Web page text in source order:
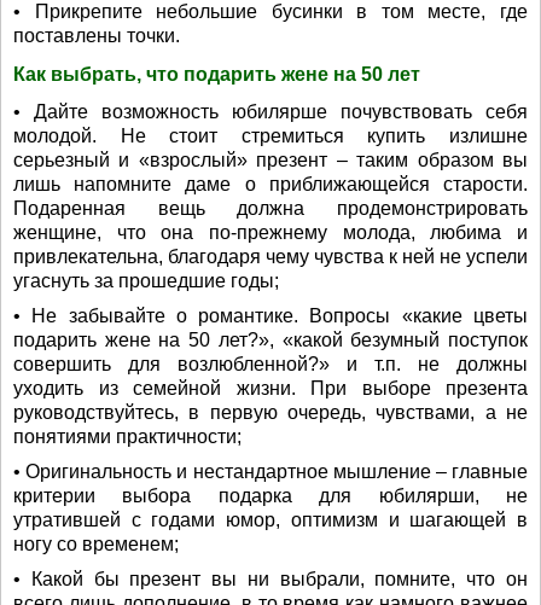
• Прикрепите небольшие бусинки в том месте, где
поставлены точки.
Как выбрать, что подарить жене на 50 лет
• Дайте возможность юбилярше почувствовать себя
молодой. Не стоит стремиться купить излишне
серьезный и «взрослый» презент – таким образом вы
лишь напомните даме о приближающейся старости.
Подаренная вещь должна продемонстрировать
женщине, что она по-прежнему молода, любима и
привлекательна, благодаря чему чувства к ней не успели
угаснуть за прошедшие годы;
• Не забывайте о романтике. Вопросы «какие цветы
подарить жене на 50 лет?», «какой безумный поступок
совершить для возлюбленной?» и т.п. не должны
уходить из семейной жизни. При выборе презента
руководствуйтесь, в первую очередь, чувствами, а не
понятиями практичности;
• Оригинальность и нестандартное мышление – главные
критерии выбора подарка для юбилярши, не
утратившей с годами юмор, оптимизм и шагающей в
ногу со временем;
• Какой бы презент вы ни выбрали, помните, что он